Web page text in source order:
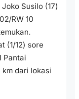
Susilo (17)
RW 10
(1/12) sore
Pantai
dari lokasi